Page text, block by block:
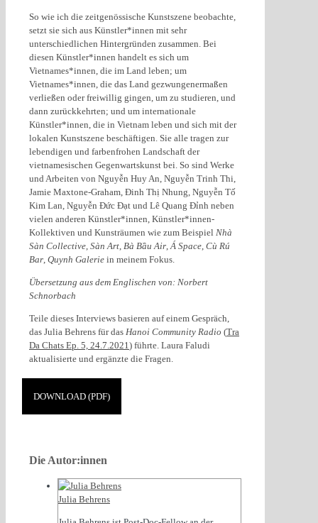
So wie ich die zeitgenössische Kunstszene beobachte,
setzt sie sich aus Künstler*innen mit sehr
unterschiedlichen Hintergründen zusammen. Bei
diesen Künstler*innen handelt es sich um
Vietnames*innen, die im Land leben; um
Vietnames*innen, die das Land gezwungenermaßen
verließen oder freiwillig gingen, um zu studieren, und
dann zurückkehrten; und um internationale
Künstler*innen, die in Vietnam leben und sich mit der
lokalen Kunstszene beschäftigen. Sie alle tragen zur
lebendigen und farbenfrohen Landschaft der
vietnamesischen Gegenwartskunst bei. So sind Werke
und Arbeiten von Nguyễn Huy An, Nguyễn Trinh Thi,
Jamie Maxtone-Graham, Đinh Thị Nhung, Nguyễn Tố
Kim Lan, Nguyễn Đức Đạt und Lê Quang Đỉnh neben
vielen anderen Künstler*innen, Künstler*innen-
Kollektiven und Kunsträumen wie zum Beispiel Nhà
Sàn Collective Sàn Art Bà Bầu Air Á Space Cù Rú
Bar Quynh Galerie in meinem Fokus.
Übersetzung aus dem Englischen von: Norbert
Schnorbach
Teile dieses Interviews basieren auf einem Gespräch,
das Julia Behrens für das Hanoi Community Radio (Tra
Da Chats Ep. 5, 24.7.2021 ) führte. Laura Faludi
aktualisierte und ergänzte die Fragen.
DOWNLOAD (PDF)
Die Autor:innen
Julia Behrens